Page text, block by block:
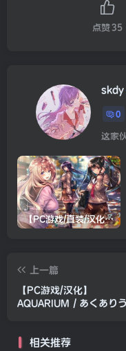
点赞35
skdy
0
这家
【PC游戏/直装/汉化】甜蜜女友2(包含甜蜜女友2+)
上一篇
【PC游戏/汉化】
AQUARIUM／あくあり
相关推荐